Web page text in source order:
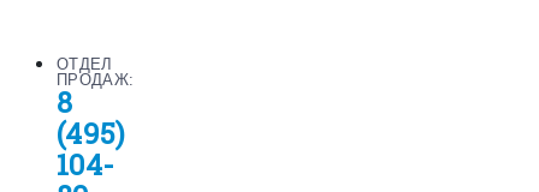
ОТДЕЛ
ПРОДАЖ:
8
(495)
104-